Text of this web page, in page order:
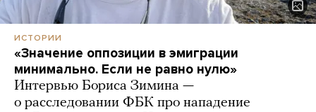
ИСТОРИИ
«Значение оппозиции в эмиграции
минимально. Если не равно нулю»
Интервью Бориса Зимина —
о расследовании ФБК про нападение